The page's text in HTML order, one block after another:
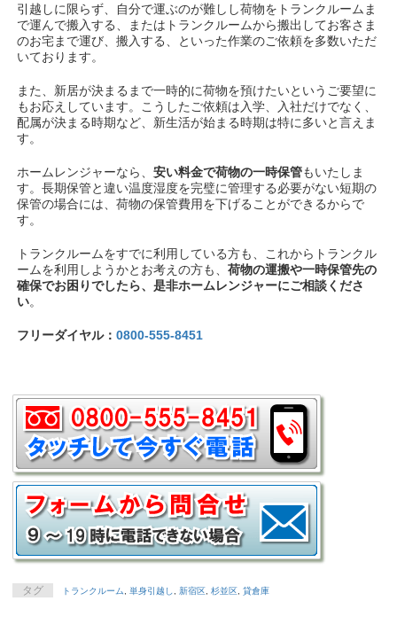
引越しに限らず、自分で運ぶのが難しし荷物をトランクルームま
で運んで搬入する、またはトランクルームから搬出してお客さま
のお宅まで運び、搬入する、といった作業のご依頼を多数いただ
いております。
また、新居が決まるまで一時的に荷物を預けたいというご要望に
もお応えしています。こうしたご依頼は入学、入社だけでなく、
配属が決まる時期など、新生活が始まる時期は特に多いと言えま
す。
ホームレンジャーなら、安い料金で荷物の一時保管もいたしま
す。長期保管と違い温度湿度を完璧に管理する必要がない短期の
保管の場合には、荷物の保管費用を下げることができるからで
す。
トランクルームをすでに利用している方も、これからトランクル
ームを利用しようかとお考えの方も、荷物の運搬や一時保管先の
確保でお困りでしたら、是非ホームレンジャーにご相談くださ
い。
フリーダイヤル：0800-555-8451
タグ トランクルーム 単身引越し ,新宿区 ,杉並区 ,貸倉庫